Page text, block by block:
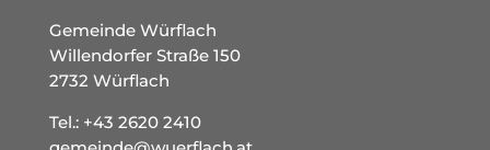
Gemeinde Würflach
Willendorfer Straße 150
2732 Würflach
Tel.: +43 2620 2410